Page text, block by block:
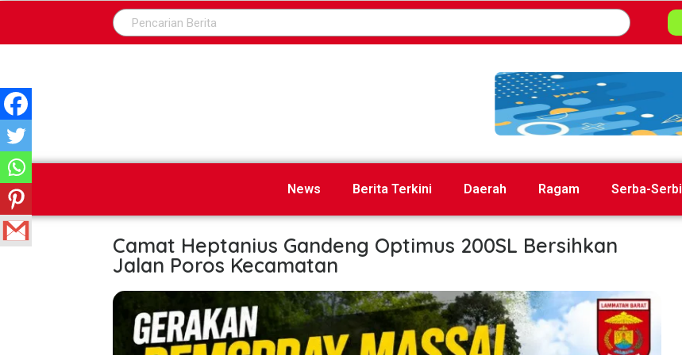
News Berita Terkini Daerah Ragam Serba-Serbi
Camat Heptanius Gandeng Optimus 200SL Bersihkan
Jalan Poros Kecamatan